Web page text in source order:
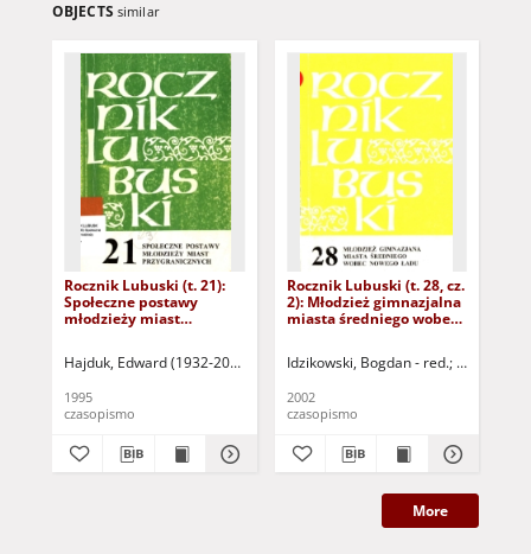
OBJECTS similar
Rocznik Lubuski (t. 21):
Społeczne postawy
młodzieży miast
Hajduk, Edward (1932-2015) - red. Idzikowski, Bogdan Claben,
1995
czasopismo
Rocznik Lubuski (t. 28, cz.
2): Młodzież gimnazjalna
miasta średniego wobec
Idzikowski, Bogdan - red.
2002
czasopismo
More